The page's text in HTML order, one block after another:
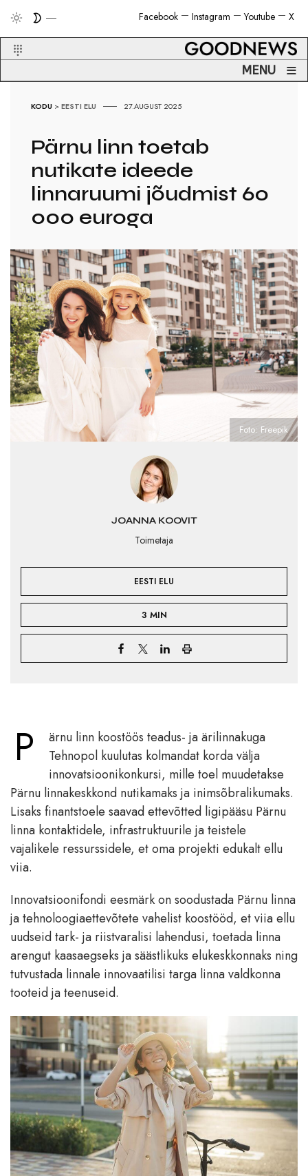
X
Youtube
Instagram
Facebook
MENU ≡
KODU >EESTI ELU 27.AUGUST 2025
Pärnu linn toetab
nutikate ideede
linnaruumi jõudmist 60
000 euroga
JOANNA KOOVIT
Toimetaja
EESTI ELU
3 MIN
Foto: Freepik
P
ärnu linn koostöös teadus- ja ärilinnakuga
Tehnopol kuulutas kolmandat korda välja
innovatsioonikonkursi, mille toel muudetakse
Pärnu linnakeskkond nutikamaks ja inimsõbralikumaks.
Lisaks finantstoele saavad ettevõtted ligipääsu Pärnu
linna kontaktidele, infrastruktuurile ja teistele
vajalikele ressurssidele, et oma projekti edukalt ellu
viia.
Innovatsioonifondi eesmärk on soodustada Pärnu linna
ja tehnoloogiaettevõtete vahelist koostööd, et viia ellu
uudseid tark- ja riistvaralisi lahendusi, toetada linna
arengut kaasaegseks ja säästlikuks elukeskkonnaks ning
tutvustada linnale innovaatilisi targa linna valdkonna
tooteid ja teenuseid.